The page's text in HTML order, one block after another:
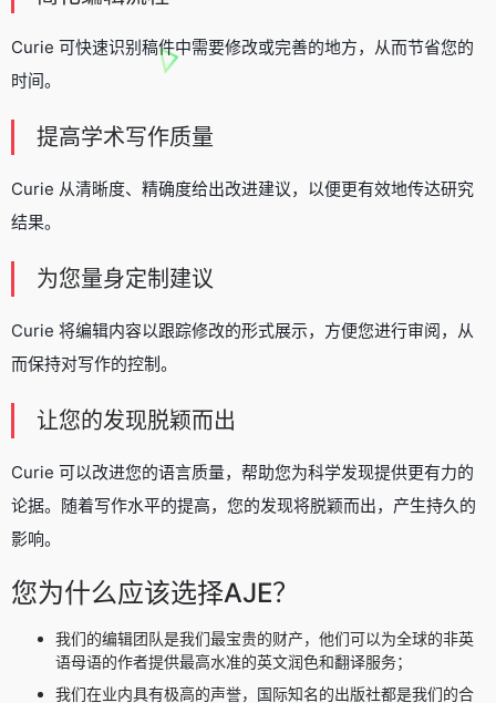
Curie 可快速识别稿件中需要修改或完善的地方，从而节省您的
时间。
提高学术写作质量
Curie 从清晰度、精确度给出改进建议，以便更有效地传达研究
结果。
为您量身定制建议
Curie 将编辑内容以跟踪修改的形式展示，方便您进行审阅，从
而保持对写作的控制。
让您的发现脱颖而出
Curie 可以改进您的语言质量，帮助您为科学发现提供更有力的
论据。随着写作水平的提高，您的发现将脱颖而出，产生持久的
影响。
您为什么应该选择AJE？
我们的编辑团队是我们最宝贵的财产，他们可以为全球的非英
语母语的作者提供最高水准的英文润色和翻译服务；
我们在业内具有极高的声誉，国际知名的出版社都是我们的合